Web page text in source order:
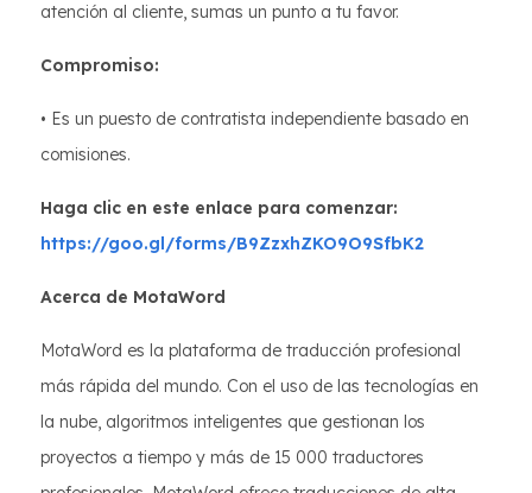
atención al cliente, sumas un punto a tu favor.
Compromiso:
• Es un puesto de contratista independiente basado en
comisiones.
Haga clic en este enlace para comenzar:
https://goo.gl/forms/B9ZzxhZKO9O9SfbK2
Acerca de MotaWord
MotaWord es la plataforma de traducción profesional
más rápida del mundo. Con el uso de las tecnologías en
la nube, algoritmos inteligentes que gestionan los
proyectos a tiempo y más de 15 000 traductores